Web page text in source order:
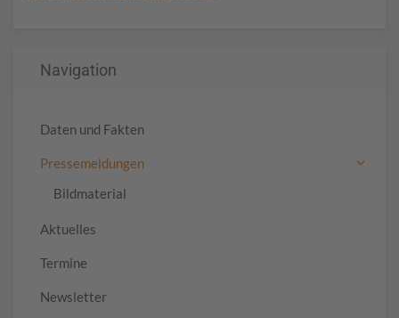
Navigation
Daten und Fakten
Pressemeldungen
Bildmaterial
Aktuelles
Termine
Newsletter